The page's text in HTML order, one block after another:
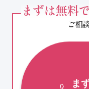
まずは無料
ご相
ま